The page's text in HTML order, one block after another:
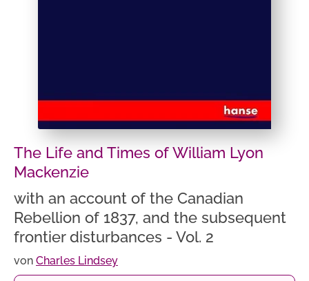
The Life and Times of William Lyon
Mackenzie
with an account of the Canadian
Rebellion of 1837, and the subsequent
frontier disturbances - Vol. 2
von Charles Lindsey